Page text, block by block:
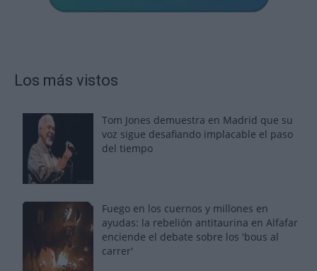
Los más vistos
Tom Jones demuestra en Madrid que su
voz sigue desafiando implacable el paso
del tiempo
Fuego en los cuernos y millones en
ayudas: la rebelión antitaurina en Alfafar
enciende el debate sobre los 'bous al
carrer'